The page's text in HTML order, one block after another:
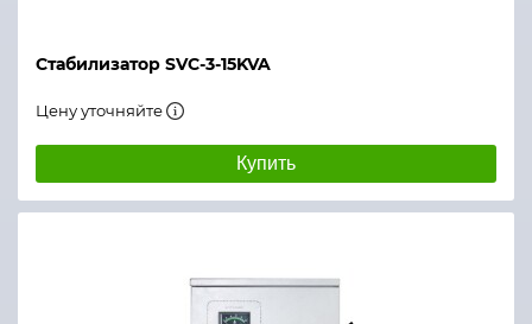
Стабилизатор SVC-3-15KVA
Цену уточняйте
Купить